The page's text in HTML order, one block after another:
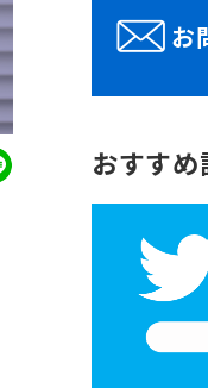
お
おすすめ